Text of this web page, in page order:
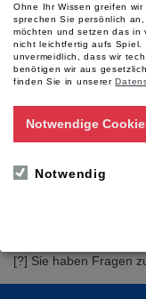
zur Aufnahme von
Dimensionen:
Variante wählen
Für Preise bitte
[?] Sie haben Fragen
Ohne Ihr Wissen greifen
sprechen Sie persönlich
möchten und setzen das in
nicht leichtfertig aufs Spiel.
unvermeidlich, dass wir
benötigen wir aus
finden Sie in unserer
Notwendige
Notwendig